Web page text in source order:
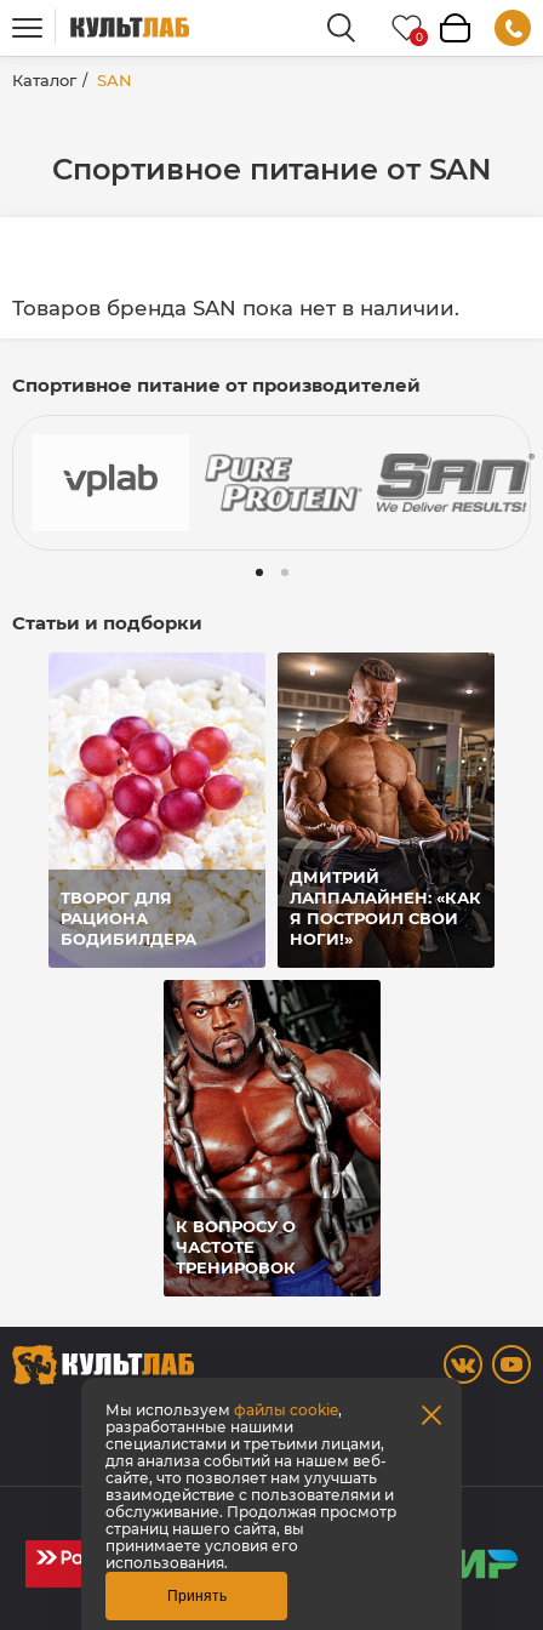
Каталог SAN
Спортивное питание от SAN
Товаров бренда SAN пока нет в наличии.
Спортивное питание от производителей
Статьи и подборки
ТВОРОГ ДЛЯ
РАЦИОНА
БОДИБИЛДЕРА
ДМИТРИЙ
ЛАППАЛАЙНЕН: «КАК
Я ПОСТРОИЛ СВОИ
НОГИ!»
К ВОПРОСУ О
ЧАСТОТЕ
ТРЕНИРОВОК
8 (3842) 446-373
Заказать звонок
© КультЛаб Спортивное питание
Политика конфиденциальности
Создание сайта
Мы используемфайлы cookie,
разработанные нашими
специалистами и третьими лицами,
для анализа событий на нашем веб-
сайте, что позволяет нам улучшать
взаимодействие с пользователями и
обслуживание. Продолжая просмотр
страниц нашего сайта, вы
принимаете условия его
использования.
Принять